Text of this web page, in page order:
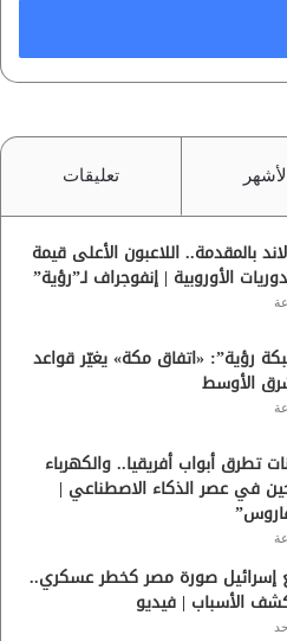
الأشهر تعليقات
بالمقدمة.. اللاعبون الأعلى قيمة
الأوروبية | إنفوجراف لـ”رؤية”
رؤية”: «اتفاق مكة» يغيّر قواعد
الأوسط
تطرق أبواب أفريقيا.. والكهرباء
في عصر الذكاء الاصطناعي |
إسرائيل صورة مصر كخطر عسكري..
الأسباب | فيديو